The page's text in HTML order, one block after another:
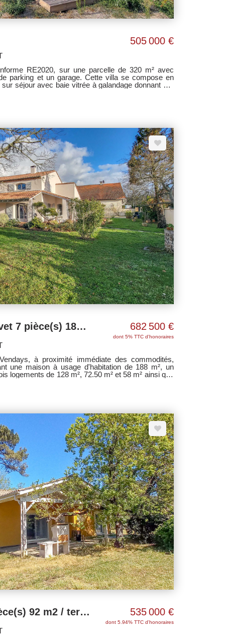
505 000 €
RE2020, sur une parcelle de 320 m² avec
parking et un garage. Cette villa se compose en
séjour avec baie vitrée à galandage donnant sur
Villa Vendays Montalivet 7 pièce(s) 188 m2 682 500 €
dont 5% TTC d'honoraires
à proximité immédiate des commodités,
une maison à usage d'habitation de 188 m², un
de 128 m², 72.50 m² et 58 m² ainsi que
Montalivet VILLA 4 pièce(s) 92 m2 / terrain 850 m² 535 000 €
dont 5.94% TTC d'honoraires